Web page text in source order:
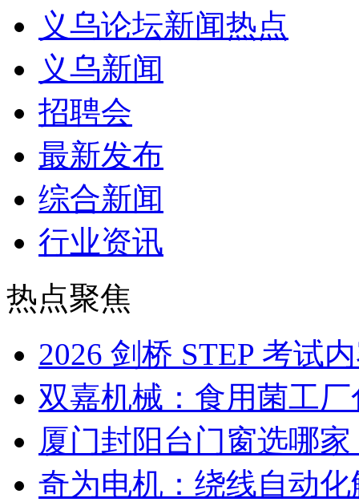
义乌论坛新闻热点
义乌新闻
招聘会
最新发布
综合新闻
行业资讯
热点聚焦
2026 剑桥 STEP 考试
双嘉机械：食用菌工
厦门封阳台门窗选哪
奇为电机：绕线自动